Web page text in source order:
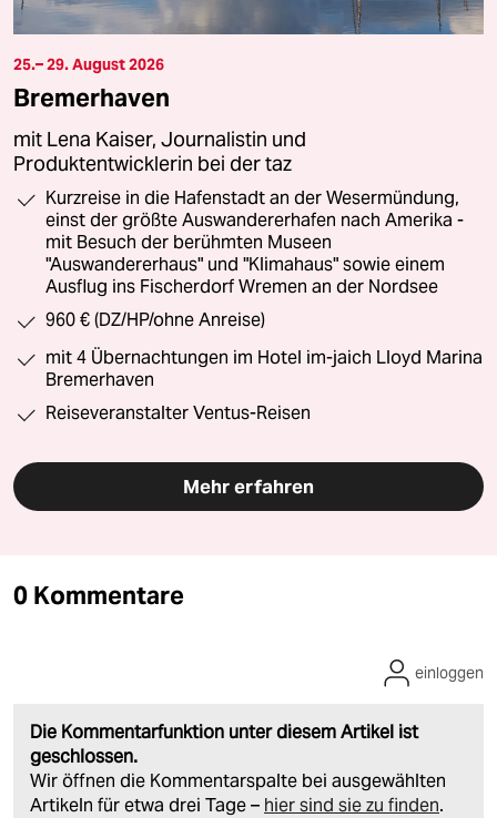
25.– 29. August 2026
Bremerhaven
mit Lena Kaiser, Journalistin und
Produktentwicklerin bei der taz
Kurzreise in die Hafenstadt an der Wesermündung,
einst der größte Auswandererhafen nach Amerika -
mit Besuch der berühmten Museen
"Auswandererhaus" und "Klimahaus" sowie einem
Ausflug ins Fischerdorf Wremen an der Nordsee
960 € (DZ/HP/ohne Anreise)
mit 4 Übernachtungen im Hotel im-jaich Lloyd Marina
Bremerhaven
Reiseveranstalter Ventus-Reisen
Mehr erfahren
0 Kommentare
Die Kommentarfunktion unter diesem Artikel ist
geschlossen.
Wir öffnen die Kommentarspalte bei ausgewählten
Artikeln für etwa drei Tage – hier sind sie zu finden.
einloggen